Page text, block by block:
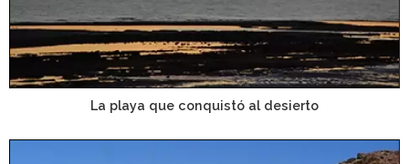
La playa que conquistó al desierto